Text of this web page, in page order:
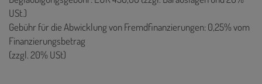
USt.)
Gebühr für die Abwicklung von Fremdfinanzierungen: 0,25% vom
Finanzierungsbetrag
(zzgl. 20% USt)